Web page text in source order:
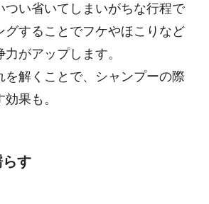
つい省いてしまいがちな行程で
グすることでフケやほこりなど
がアップします。
を解くことで、シャンプーの際
果も。
らす